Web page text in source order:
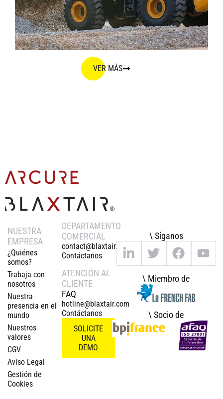
VER MÁS
NUESTRA
EMPRESA
¿Quiénes
somos?
Trabaja con
nosotros
Nuestra
presencia en el
mundo
Nuestros
valores
CGV
Aviso Legal
Gestión de
Cookies
DEPARTAMENTO
COMERCIAL
contact@blaxtair.com
Contáctanos
ATENCIÓN AL
CLIENTE
FAQ
hotline@blaxtair.com
Contáctanos
SOLICITE
UNA
DEMO
\ Síganos
\ Miembro de
\ Socio de